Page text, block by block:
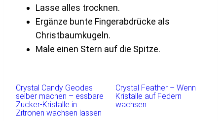
Lasse alles trocknen.
Ergänze bunte Fingerabdrücke als
Christbaumkugeln.
Male einen Stern auf die Spitze.
Crystal Candy Geodes
selber machen – essbare
Zucker-Kristalle in
Zitronen wachsen lassen
Crystal Feather – Wenn
Kristalle auf Federn
wachsen